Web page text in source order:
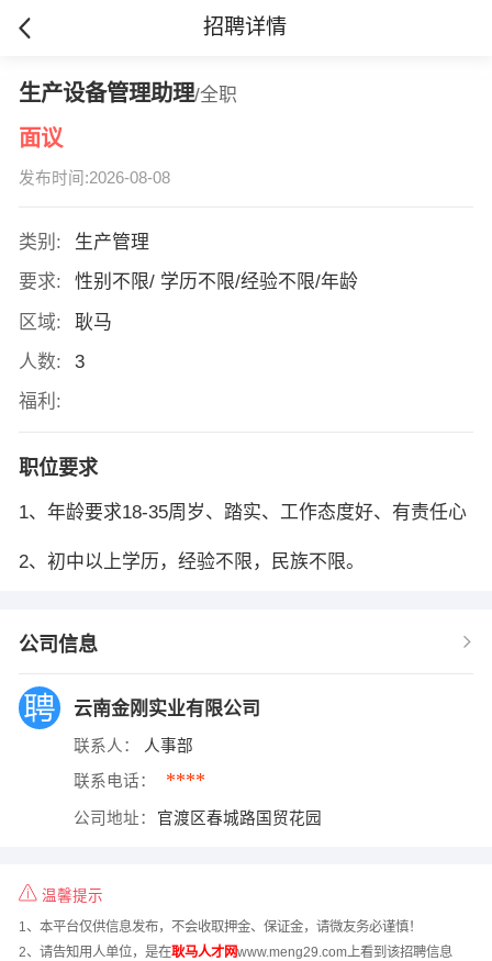
招聘详情
生产设备管理助理/全职
面议
发布时间:2026-08-08
类别:
生产管理
要求:
性别不限/ 学历不限/经验不限/年龄
区域:
耿马
人数:
3
福利:
职位要求
1、年龄要求18-35周岁、踏实、工作态度好、有责任心
2、初中以上学历，经验不限，民族不限。
公司信息
云南金刚实业有限公司
联系人： 人事部
联系电话： ****
公司地址： 官渡区春城路国贸花园
温馨提示
1、本平台仅供信息发布，不会收取押金、保证金，请微友务必谨慎！
2、请告知用人单位，是在耿马人才网www.meng29.com上看到该招聘信息